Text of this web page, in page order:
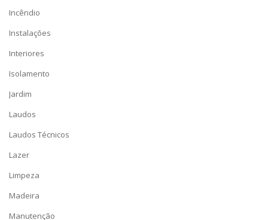
Incêndio
Instalações
Interiores
Isolamento
Jardim
Laudos
Laudos Técnicos
Lazer
Limpeza
Madeira
Manutenção